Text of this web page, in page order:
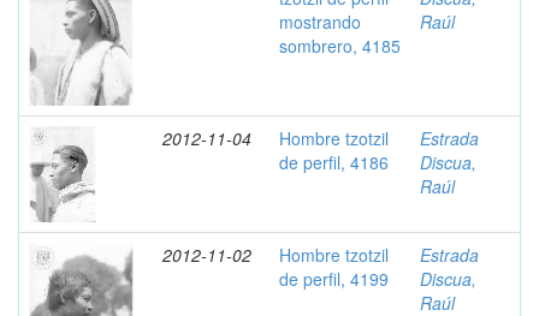
mostrando
sombrero, 4185
Raúl
2012-11-04
Hombre tzotzil
de perfil, 4186
Estrada
Discua,
Raúl
2012-11-02
Hombre tzotzil
de perfil, 4199
Estrada
Discua,
Raúl